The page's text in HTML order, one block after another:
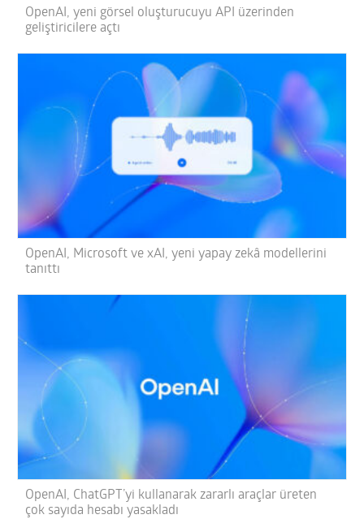
OpenAI, yeni görsel oluşturucuyu API üzerinden
geliştiricilere açtı
OpenAI, Microsoft ve xAI, yeni yapay zekâ modellerini
tanıttı
OpenAI, ChatGPT’yi kullanarak zararlı araçlar üreten
çok sayıda hesabı yasakladı